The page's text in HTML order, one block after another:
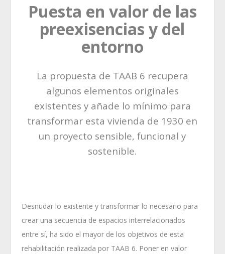
Puesta en valor de las
preexisencias y del
entorno
La propuesta de TAAB 6 recupera
algunos elementos originales
existentes y añade lo mínimo para
transformar esta vivienda de 1930 en
un proyecto sensible, funcional y
sostenible.
Desnudar lo existente y transformar lo necesario para
crear una secuencia de espacios interrelacionados
entre sí, ha sido el mayor de los objetivos de esta
rehabilitación realizada por TAAB 6. Poner en valor